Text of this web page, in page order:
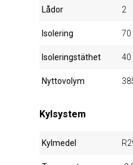
Lådor 2
Isolering 70
Isoleringstäthet 40
Nyttovolym
Kylsystem
Kylmedel